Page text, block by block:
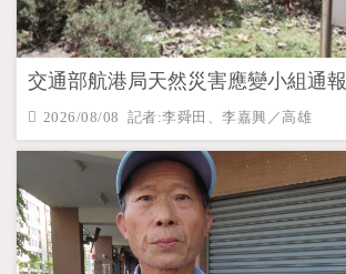
交通部航港局天然災害應變小組通報
2026/08/08 記者:李舜田、李嘉興／高雄